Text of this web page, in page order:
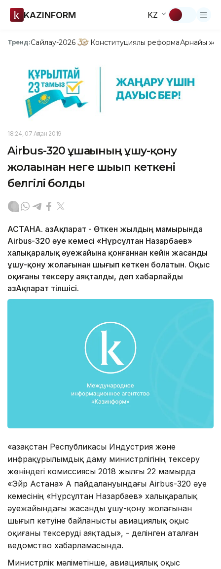
KAZINFORM KZ
Тренд:Сайлау-2026 Конституциялық реформаАрнайы
18:24, 07 Ақпан 2019
Airbus-320 ұшағының ұшу-қону
жолағынан неге шығып кеткені
белгілі болды
АСТАНА. ҚазАқпарат - Өткен жылдың мамырында
Airbus-320 әуе кемесі «Нұрсұлтан Назарбаев»
халықаралық әуежайына қонғаннан кейін жасанды
ұшу-қону жолағынан шығып кеткен болатын. Оқыс
оқиғаны тексеру аяқталды, деп хабарлайды
ҚазАқпарат тілшісі.
«Қазақстан Республикасы Индустрия және
инфрақұрылымдық даму министрлігінің тексеру
жөніндегі комиссиясы 2018 жылғы 22 мамырда
«Эйр Астана» АҚ пайдалануындағы Airbus-320 әуе
кемесінің «Нұрсұлтан Назарбаев» халықаралық
әуежайындағы жасанды ұшу-қону жолағынан
шығып кетуіне байланысты авиациялық оқыс
оқиғаны тексеруді аяқтады», - делінген аталған
ведомство хабарламасында.
Министрлік мәліметінше, авиациялық оқыс